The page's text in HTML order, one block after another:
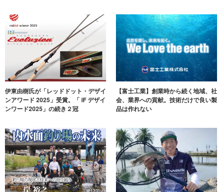
伊東由樹氏が「レッドドット・デザイ
ンアワード 2025」受賞。「 iF デザイ
ンワード2025」の続き２冠
【富士工業】創業時から続く地域、社
会、業界への貢献。技術だけで良い製
品は作れない